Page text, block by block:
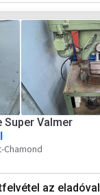
Super Valmer
Chamond
az eladóval